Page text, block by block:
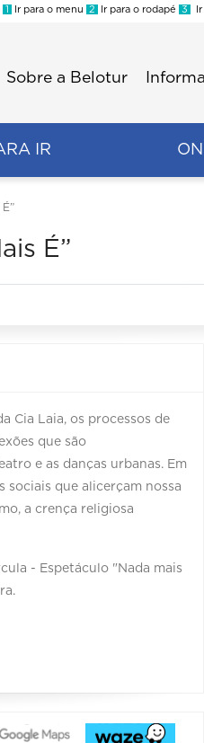
1 Ir para o menu 2 Ir para o rodapé 3 Ir
Sobre a Belotur
IR
É”
Cia Laia, os processos de
que são
e as danças urbanas. Em
sociais que alicerçam nossa
a crença religiosa
- Espetáculo "Nada mais